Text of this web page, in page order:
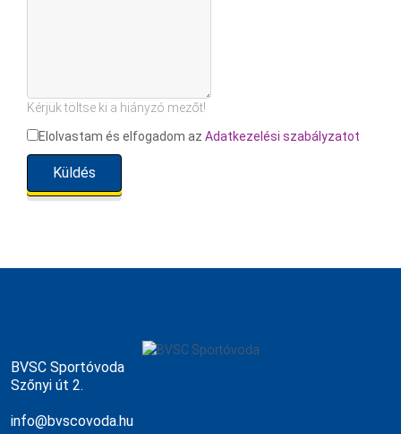
Kérjük töltse ki a hiányzó mezőt!
Elolvastam és elfogadom az Adatkezelési szabályzatot
Küldés
BVSC Sportóvoda
Szőnyi út 2.
info@bvscovoda.hu